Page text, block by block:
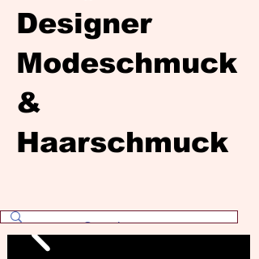
Designer
Modeschmuck
&
Haarschmuck